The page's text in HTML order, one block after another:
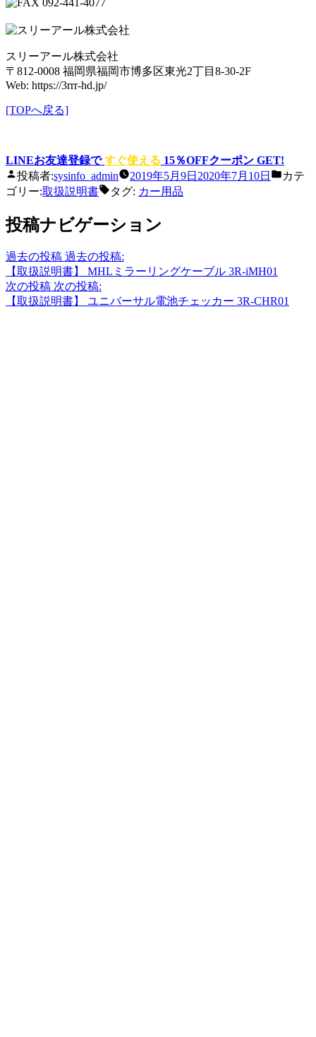
スリーアール株式会社
〒812-0008 福岡県福岡市博多区東光2丁目8-30-2F
Web: https://3rrr-hd.jp/
[TOPへ戻る]
LINEお友達登録ですぐ使える 15％OFFクーポン GET!
投稿者:sysinfo_admin 2019年5月9日 2020年7月10日
カテ
ゴリー:取扱説明書 タグ: カー用品
投稿ナビゲーション
過去の投稿 過去の投稿:
【取扱説明書】 MHLミラーリングケーブル 3R-iMH01
次の投稿 次の投稿:
【取扱説明書】 ユニバーサル電池チェッカー 3R-CHR01